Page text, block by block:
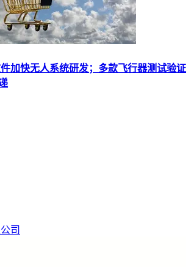
加快无人系统研发；多款飞行器测试验证
司